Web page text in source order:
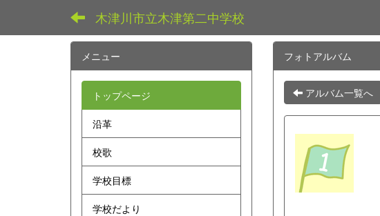
木津川市立木津第二中学校
フォトアルバム
アルバム一覧へ
メニュー
トップページ
沿革
校歌
学校目標
学校だより